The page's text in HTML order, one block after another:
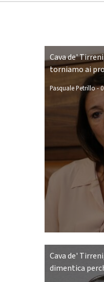
Cava de'
torniamo ai
Pasquale Petrillo-
Cava de'
dimentica